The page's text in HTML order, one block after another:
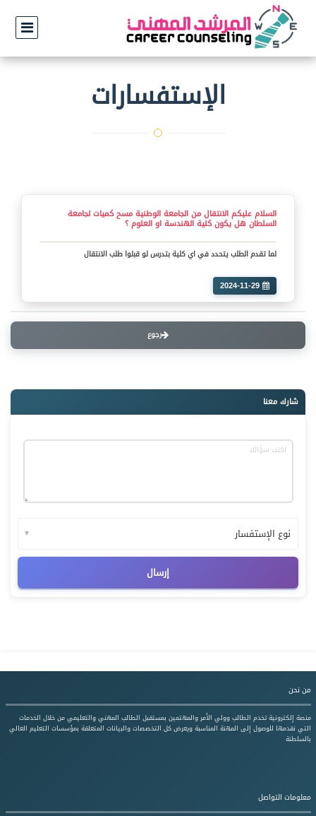
الإستفسارات
السلام عليكم الانتقال من الجامعة الوطنية مسح كميات لجامعة
السلطان هل يكون كلية الهندسة او العلوم ؟
لما تقدم الطلب يتحدد في اي كلية بتدرس لو قبلوا طلب الانتقال
رجوع
شارك معنا
▼
من نحن
منصة إلكترونية تخدم الطالب وولي الأمر والمهتمين بمستقبل الطالب المهني والتعليمي من خلال الخدمات
التي نقدمها للوصول إلى المهنة المناسبة ويعرض كل التخصصات والبيانات المتعلقة بمؤسسات التعليم العالي
بالسلطنة
معلومات التواصل